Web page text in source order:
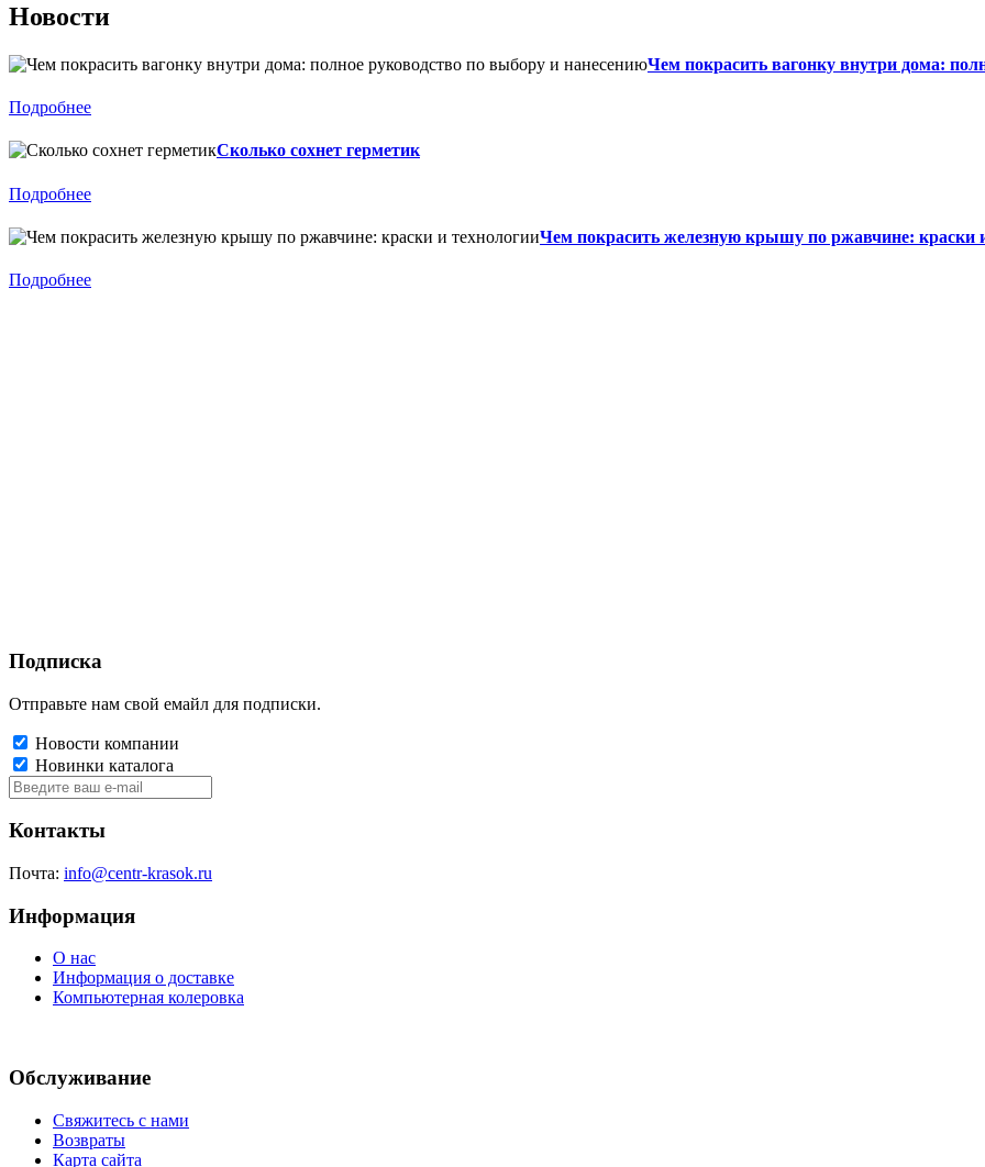
Новости
Чем покрасить вагонку внутри дома:
Подробнее
Сколько сохнет герметик
Подробнее
Чем покрасить железную крышу по ржавчине: краски
Подробнее
Подписка
Отправьте нам свой емайл для подписки.
Новости компании
Новинки каталога
Контакты
Почта: info@centr-krasok.ru
Информация
О нас
Информация о доставке
Компьютерная колеровка
Обслуживание
Свяжитесь с нами
Возвраты
Карта сайта